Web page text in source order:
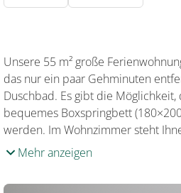
Unsere 55 m² große
das nur ein paar Gehminuten
Duschbad. Es gibt die
bequemes Boxspringbett
werden. Im Wohnzimmer steht
Mehr anzeigen